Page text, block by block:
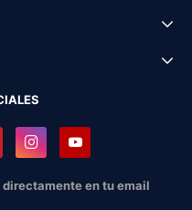
en tu email